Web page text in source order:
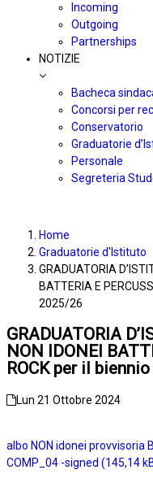
Incoming
Outgoing
Partnerships
NOTIZIE
Bacheca
Concorsi per
Conservatorio
Graduatorie
Personale
Segreteria
Home
Graduatorie d'Istituto
GRADUATORIA
BATTERIA E
2025/26
GRADUATORIA
NON IDONEI
ROCK per il
Lun 21 Ottobre 2024
albo NON idonei provvisoria
COMP_04 -signed